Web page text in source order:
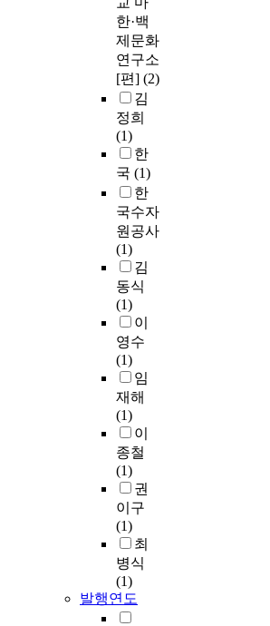
한·백
제문화
연구소
[편] (2)
김
정희
(1)
한
국 (1)
한
국수자
원공사
(1)
김
동식
(1)
이
영수
(1)
임
재해
(1)
이
종철
(1)
권
이구
(1)
최
병식
(1)
발행연도